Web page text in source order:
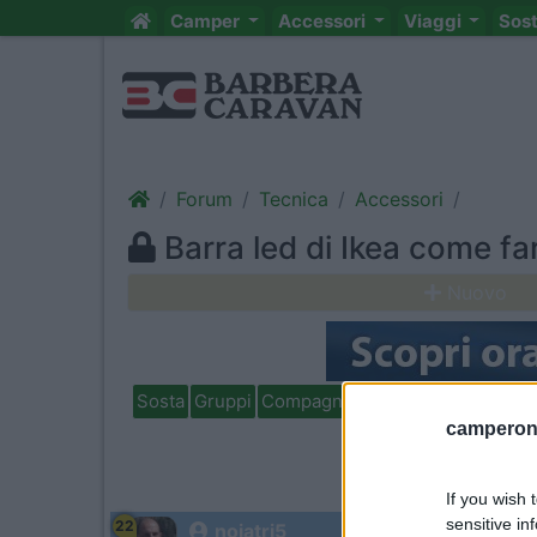
If you wish
sensitive
Camper Accessori Viaggi
Forum Tecnica Accessori
Barra led di Ikea come
Sosta Gruppi Compagni
22 noiatri5